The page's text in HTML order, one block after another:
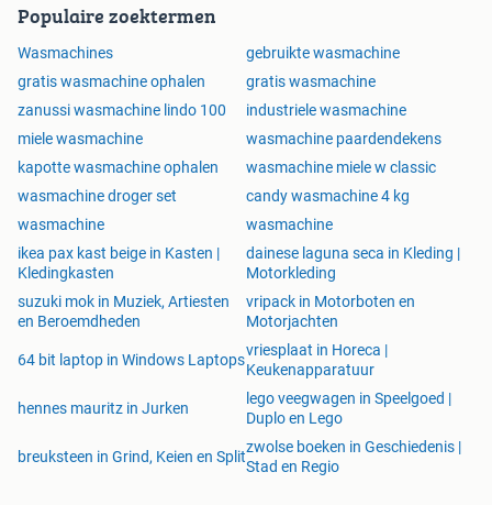
Populaire zoektermen
Wasmachines
gebruikte wasmachine
gratis wasmachine ophalen
gratis wasmachine
zanussi wasmachine lindo 100
industriele wasmachine
miele wasmachine
wasmachine paardendekens
kapotte wasmachine ophalen
wasmachine miele w classic
wasmachine droger set
candy wasmachine 4 kg
wasmachine
wasmachine
ikea pax kast beige in Kasten |
Kledingkasten
dainese laguna seca in Kleding |
Motorkleding
suzuki mok in Muziek, Artiesten
en Beroemdheden
vripack in Motorboten en
Motorjachten
64 bit laptop in Windows Laptops
vriesplaat in Horeca |
Keukenapparatuur
hennes mauritz in Jurken
lego veegwagen in Speelgoed |
Duplo en Lego
breuksteen in Grind, Keien en Split
zwolse boeken in Geschiedenis |
Stad en Regio